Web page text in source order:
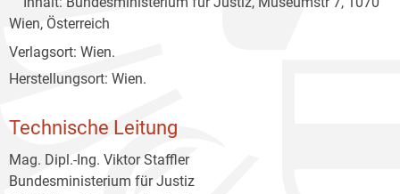
Wien, Österreich
Verlagsort: Wien.
Herstellungsort: Wien.
Technische Leitung
Mag. Dipl.-Ing. Viktor Staffler
Bundesministerium für Justiz